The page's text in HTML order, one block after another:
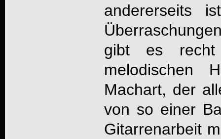
andererseits
gibt es recht
melodischen
Machart, der
von so einer
Gitarrenarbeit